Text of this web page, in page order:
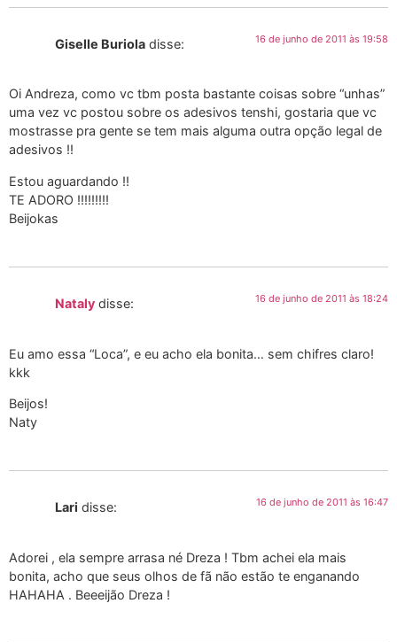
Giselle Buriola disse: 16 de junho de 2011 às 19:58
Oi Andreza, como vc tbm posta bastante coisas sobre “unhas”
uma vez vc postou sobre os adesivos tenshi, gostaria que vc
mostrasse pra gente se tem mais alguma outra opção legal de
adesivos !!
Estou aguardando !!
TE ADORO !!!!!!!!!
Beijokas
Nataly disse: 16 de junho de 2011 às 18:24
Eu amo essa “Loca”, e eu acho ela bonita… sem chifres claro!
kkk
Beijos!
Naty
Lari disse: 16 de junho de 2011 às 16:47
Adorei , ela sempre arrasa né Dreza ! Tbm achei ela mais
bonita, acho que seus olhos de fã não estão te enganando
HAHAHA . Beeeijão Dreza !